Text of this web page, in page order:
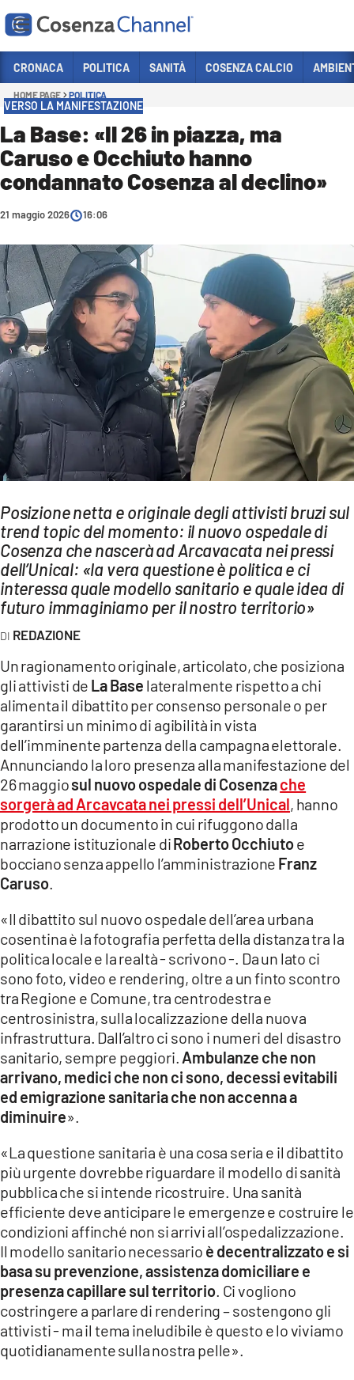
Sezioni
POLITICA
COSENZA CALCIO
ECONOMIA E LAVORO
SANITÀ
SPORT
CULTURA
AMBIENTE
Streaming
LAC TV
LAC NETWORK
LAC ONAIR
LaC
Network
LACPLAY.IT
LACTV.IT
ILREGGINO.IT
COSENZACHANNEL.IT
ILVIBONESE.IT
CATANZAROCHANNEL.IT
LACAPITALENEWS.IT
App
ANDROID
CRONACA POLITICA SANITÀ COSENZA CALCIO
HOME PAGE POLITICA
VERSO LA MANIFESTAZIONE
La Base: «Il 26 in piazza, ma
Caruso e Occhiuto hanno
condannato Cosenza al declino»
21 maggio 2026 16:06
Posizione netta e originale degli attivisti bruzi sul
trend topic del momento: il nuovo ospedale di
Cosenza che nascerà ad Arcavacata nei pressi
dell’Unical: «la vera questione è politica e ci
interessa quale modello sanitario e quale idea di
futuro immaginiamo per il nostro territorio»
REDAZIONE
Un ragionamento originale, articolato, che posiziona
gli attivisti de La Base lateralmente rispetto a chi
alimenta il dibattito per consenso personale o per
garantirsi un minimo di agibilità in vista
dell’imminente partenza della campagna elettorale.
Annunciando la loro presenza alla manifestazione del
26 maggiosul nuovo ospedale di Cosenzache
sorgerà ad Arcavcata nei pressi dell’Unical, hanno
prodotto un documento in cui rifuggono dalla
narrazione istituzionale diRoberto Occhiutoe
bocciano senza appello l’amministrazione Franz
Caruso
«Il dibattito sul nuovo ospedale dell’area urbana
cosentina è la fotografia perfetta della distanza tra la
politica locale e la realtà - scrivono -. Da un lato ci
sono foto, video e rendering, oltre a un finto scontro
tra Regione e Comune, tra centrodestra e
centrosinistra, sulla localizzazione della nuova
infrastruttura. Dall’altro ci sono i numeri del disastro
sanitario, sempre peggiori. Ambulanze che non
arrivano, medici che non ci sono, decessi evitabili
ed emigrazione sanitaria che non accenna a
diminuire».
«La questione sanitaria è una cosa seria e il dibattito
più urgente dovrebbe riguardare il modello di sanità
pubblica che si intende ricostruire. Una sanità
efficiente deve anticipare le emergenze e costruire le
condizioni affinché non si arrivi all’ospedalizzazione.
Il modello sanitario necessario è decentralizzato e si
basa su prevenzione, assistenza domiciliare e
presenza capillare sul territorio . Ci vogliono
costringere a parlare di rendering – sostengono gli
attivisti - ma il tema ineludibile è questo e lo viviamo
quotidianamente sulla nostra pelle».